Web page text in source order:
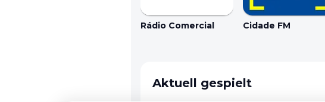
Rádio Comercial Cidade FM
Aktuell gespielt